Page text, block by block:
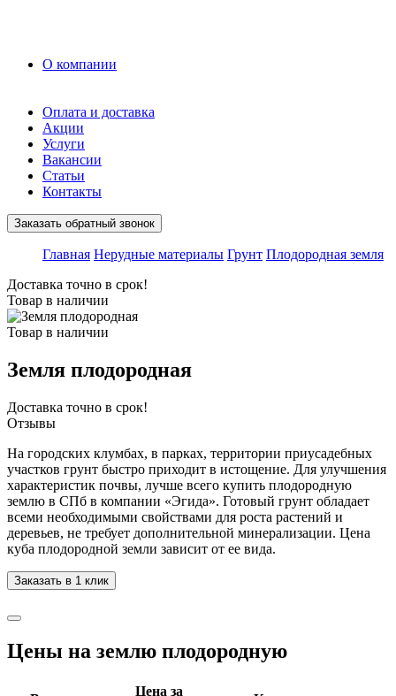
О компании
Оплата и доставка
Акции
Услуги
Вакансии
Статьи
Контакты
Заказать обратный звонок
Главная Нерудные материалы Грунт Плодородная земля
Доставка точно в срок!
Товар в наличии
Товар в наличии
Земля плодородная
Доставка точно в срок!
Отзывы
На городских клумбах, в парках, территории приусадебных
участков грунт быстро приходит в истощение. Для улучшения
характеристик почвы, лучше всего купить плодородную
землю в СПб в компании «Эгида». Готовый грунт обладает
всеми необходимыми свойствами для роста растений и
деревьев, не требует дополнительной минерализации. Цена
куба плодородной земли зависит от ее вида.
Заказать в 1 клик
Цены на землю плодородную
Цена за